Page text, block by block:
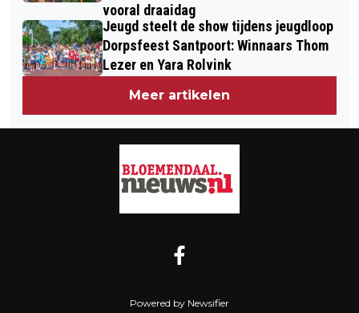
vooral draaidag
Jeugd steelt de show tijdens jeugdloop
Dorpsfeest Santpoort: Winnaars Thom
Lezer en Yara Rolvink
Meer artikelen
Powered by Newsifier